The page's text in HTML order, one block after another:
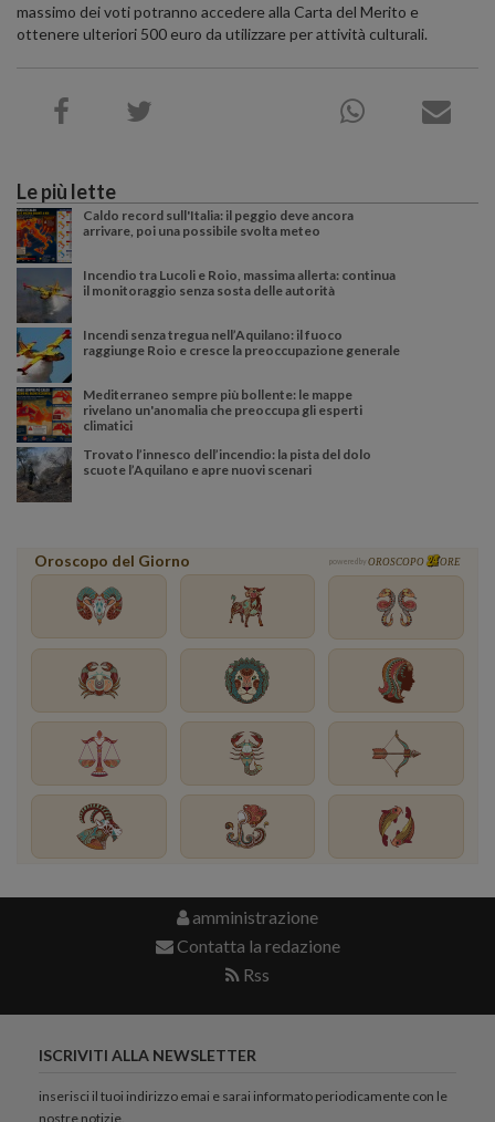
massimo dei voti potranno accedere alla Carta del Merito e
ottenere ulteriori 500 euro da utilizzare per attività culturali.
Le più lette
Caldo record sull'Italia: il peggio deve ancora
arrivare, poi una possibile svolta meteo
Incendio tra Lucoli e Roio, massima allerta: continua
il monitoraggio senza sosta delle autorità
Incendi senza tregua nell’Aquilano: il fuoco
raggiunge Roio e cresce la preoccupazione generale
Mediterraneo sempre più bollente: le mappe
rivelano un'anomalia che preoccupa gli esperti
climatici
Trovato l’innesco dell’incendio: la pista del dolo
scuote l’Aquilano e apre nuovi scenari
Oroscopo del Giorno powered by OROSCOPO ORE
amministrazione
Contatta la redazione
Rss
ISCRIVITI ALLA NEWSLETTER
inserisci il tuoi indirizzo emai e sarai informato periodicamente con le
nostre notizie.